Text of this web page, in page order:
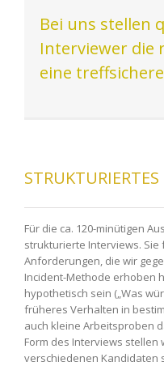
Bei uns stellen
Interviewer die
eine
Für die ca. 120-minütigen
strukturierte Interviews.
Anforderungen, die wir
Incident-Methode erhoben
hypothetisch sein („Was
früheres Verhalten in
auch kleine Arbeitsproben
Form des Interviews
verschiedenen Kandidaten